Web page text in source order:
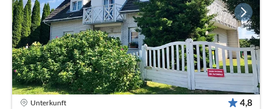
Unterkunft 4,8